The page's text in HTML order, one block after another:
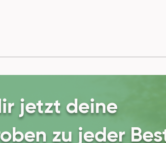
jetzt deine
zu jeder